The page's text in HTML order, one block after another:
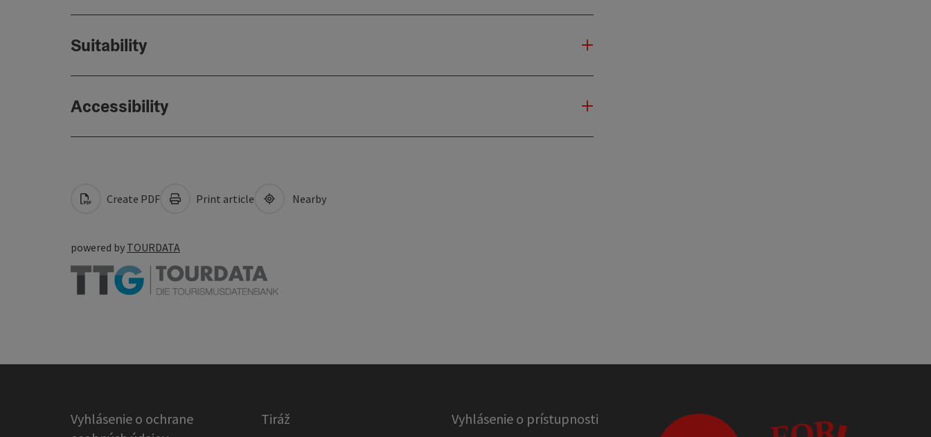
Suitability
Accessibility
Create PDF Print article Nearby
powered by TOURDATA
Vyhlásenie o ochrane
Tiráž Vyhlásenie o prístupnosti